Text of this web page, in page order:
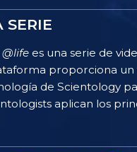
SERIE
es una serie de
proporciona
de Scientology
aplican los